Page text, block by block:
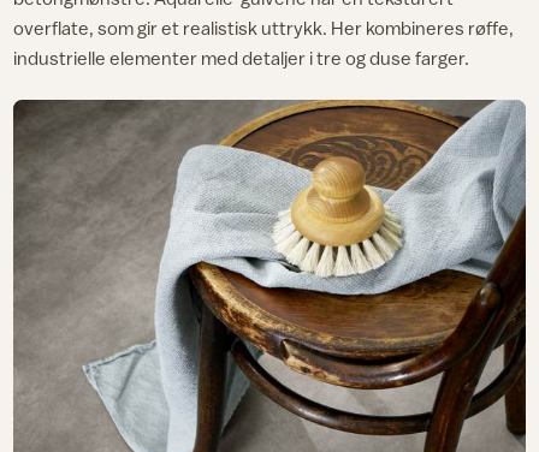
overflate, som gir et realistisk uttrykk. Her kombineres røffe,
industrielle elementer med detaljer i tre og duse farger.